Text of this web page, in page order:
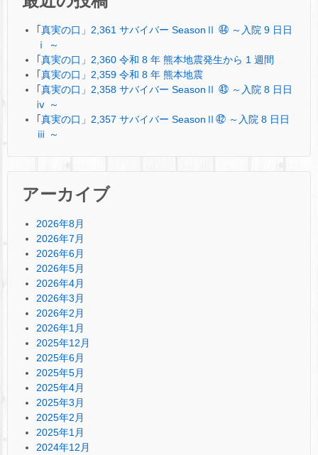
｢真実の口」2,361 サバイバー SeasonⅡ ㊹ ～入院 9 日日
ⅰ ～
｢真実の口」2,360 令和 8 年 熊本地震発生から 1 週間
｢真実の口」2,359 令和 8 年 熊本地震
｢真実の口」2,358 サバイバー SeasonⅡ ㊸ ～入院 8 日日
ⅳ ～
｢真実の口」2,357 サバイバー SeasonⅡ㊷ ～入院 8 日日
ⅲ ～
アーカイブ
2026年8月
2026年7月
2026年6月
2026年5月
2026年4月
2026年3月
2026年2月
2026年1月
2025年12月
2025年6月
2025年5月
2025年4月
2025年3月
2025年2月
2025年1月
2024年12月